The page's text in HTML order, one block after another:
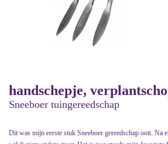
handschepje,
Sneeboer tuingereedschap
Dit was mijn eerste stuk Sneeboer gereedschap ooit. Na